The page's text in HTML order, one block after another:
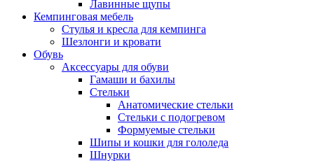
Лавинные щупы
Кемпинговая мебель
Стулья и кресла для кемпинга
Шезлонги и кровати
Обувь
Аксессуары для обуви
Гамаши и бахилы
Стельки
Анатомические стельки
Стельки с подогревом
Формуемые стельки
Шипы и кошки для гололеда
Шнурки